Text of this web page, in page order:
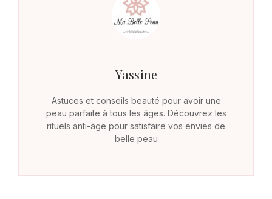
Yassine
Astuces et conseils beauté pour avoir une
peau parfaite à tous les âges. Découvrez les
rituels anti-âge pour satisfaire vos envies de
belle peau